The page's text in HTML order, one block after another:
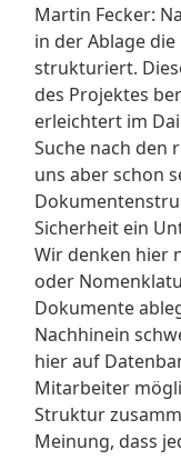
Martin Fecker:
in der Ablage
strukturiert.
des Projektes
erleichtert im
Suche nach den
uns aber schon
Sicherheit ein
Wir denken hier
oder
Dokumente
Nachhinein
hier auf
Mitarbeiter
Struktur
Meinung, dass